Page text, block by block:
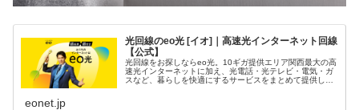
光回線のeo光 [イオ]｜高速光インターネット回線
【公式】
光回線をお探しならeo光。10ギガ提供エリア関西最大の高
速光インターネットに加え、光電話・光テレビ・電気・ガ
スなど、暮らしを快適にするサービスをまとめて提供して
eonet.jp